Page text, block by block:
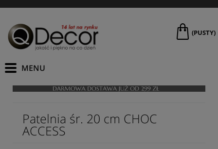
(PUSTY)
Patelnia śr. 20 cm CHOC
ACCESS